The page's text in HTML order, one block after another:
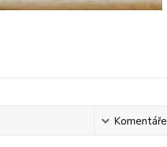
Komentáře